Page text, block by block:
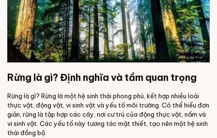
Rừng là gì? Định nghĩa và tầm quan trọng
Rừng là gì? Rừng là một hệ sinh thái phong phú, kết hợp nhiều loài
thực vật, động vật, vi sinh vật và yếu tố môi trường. Có thể hiểu đơn
giản, rừng là tập hợp các cây, nơi cư trú của động thực vật, nấm và
vi sinh vật. Các yếu tố này tương tác mật thiết, tạo nên một hệ sinh
thái đồng bộ.